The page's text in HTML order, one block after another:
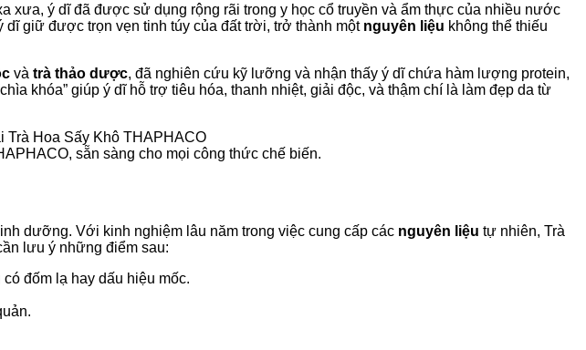
xưa, ý dĩ đã được sử dụng rộng rãi trong y học cổ truyền và ẩm thực của nhiều nước
giữ được trọn vẹn tinh túy của đất trời, trở thành một nguyên liệu không thể thiếu
và trà thảo dược, đã nghiên cứu kỹ lưỡng và nhận thấy ý dĩ chứa hàm lượng protein,
khóa” giúp ý dĩ hỗ trợ tiêu hóa, thanh nhiệt, giải độc, và thậm chí là làm đẹp da từ
sẵn sàng cho mọi công thức chế biến.
dưỡng. Với kinh nghiệm lâu năm trong việc cung cấp các nguyên liệu tự nhiên, Trà
lưu ý những điểm sau:
đốm lạ hay dấu hiệu mốc.